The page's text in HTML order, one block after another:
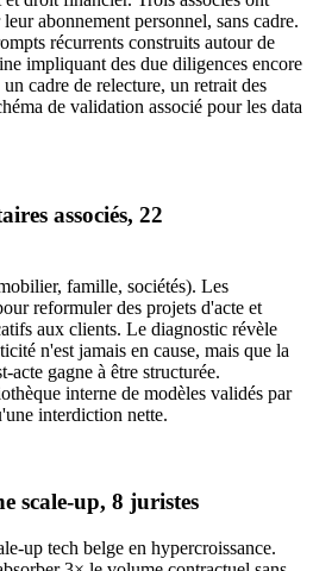
abonnement personnel, sans cadre.
récurrents construits autour de
impliquant des due diligences encore
cadre de relecture, un retrait des
de validation associé pour les data
associés, 22
famille, sociétés). Les
reformuler des projets d'acte et
aux clients. Le diagnostic révèle
n'est jamais en cause, mais que la
gagne à être structurée.
interne de modèles validés par
interdiction nette.
scale-up, 8 juristes
up tech belge en hypercroissance.